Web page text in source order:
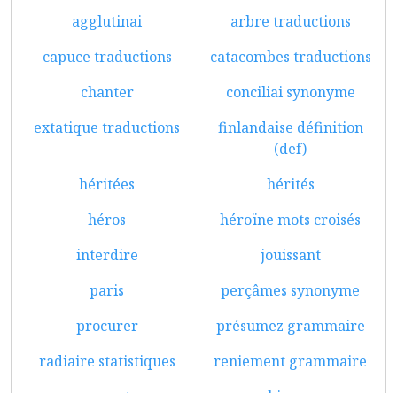
agglutinai
arbre traductions
capuce traductions
catacombes traductions
chanter
conciliai synonyme
extatique traductions
finlandaise définition
(def)
héritées
hérités
héros
héroïne mots croisés
interdire
jouissant
paris
perçâmes synonyme
procurer
présumez grammaire
radiaire statistiques
reniement grammaire